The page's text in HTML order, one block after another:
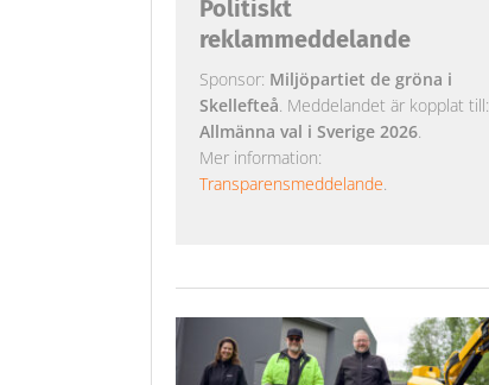
Politiskt
reklammeddelande
Sponsor: Miljöpartiet de gröna i
Skellefteå. Meddelandet är kopplat till:
Allmänna val i Sverige 2026.
Mer information:
Transparensmeddelande.